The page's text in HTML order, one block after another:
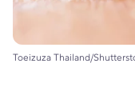
Toeizuza Thailand/